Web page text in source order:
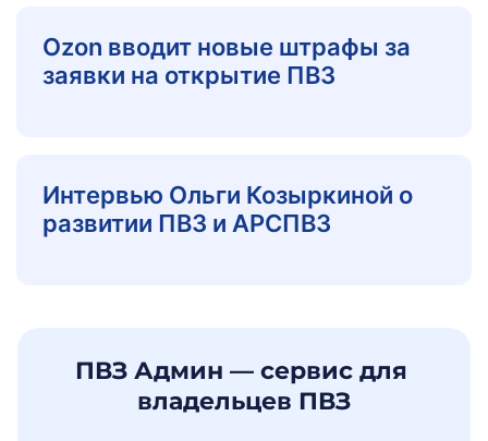
Ozon вводит новые штрафы за
заявки на открытие ПВЗ
Интервью Ольги Козыркиной о
развитии ПВЗ и АРСПВЗ
ПВЗ Админ — сервис для
владельцев ПВЗ